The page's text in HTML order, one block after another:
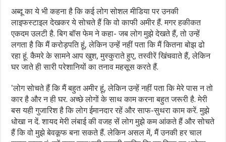
अब्दू का ये भी कहना है कि कई लोग सोशल मीडिया पर उनकी
लाइफस्टाइल देखकर ये सोचते हैं कि वो काफी अमीर हैं. मगर हकीकत
एकदम उलटी है. बिग बॉस फेम ने कहा- जब लोग मुझे देखते हैं, तो उन्हें
लगता है कि मैं करोड़पति हूं, लेकिन उन्हें नहीं पता कि मैं कितना बोझ ढो
रहा हूं. कैमरे के सामने आप खुश, मुस्कुराते हुए, तस्वीरें खिंचवाते हैं, लेकिन
घर जाते ही सारी परेशानियों का तनाव महसूस करते हैं.
'लोग सोचते हैं कि मैं बहुत अमीर हूं, लेकिन उन्हें नहीं पता कि मेरे पास न तो
कार है और न ही घर. अच्छे लोगों के साथ काम करना बहुत जरूरी है. मेरी
बस यही गुजारिश है कि लोग ईमानदार रहें और साफ-सुथरा काम करें. मुझे
धोखा न दें. शायद मेरी लंबाई की वजह सें लोग मुझे कम आंकते हैं और सोचते
हैं कि वो मुझे बेवकूफ बना सकते हैं. लेकिन असल में, मैं उनकी हर चाल